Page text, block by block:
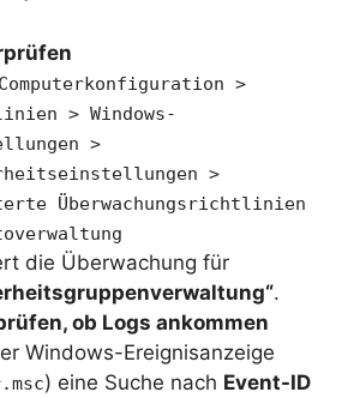
Computerkonfiguration >
> Windows-
>
>
Überwachungsrichtlinien
die Überwachung für
.
ob Logs ankommen
Windows-Ereignisanzeige
) eine Suche nach Event-ID